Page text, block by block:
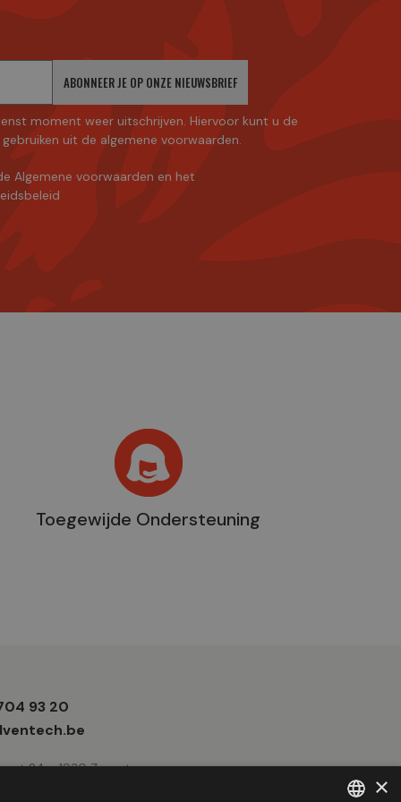
ABONNEER JE OP ONZE NIEUWSBRIEF
moment weer uitschrijven. Hiervoor kunt u de
uit de algemene voorwaarden.
Algemene voorwaarden en het
Toegewijde Ondersteuning
93 20
24 - 1930 Zaventem
×